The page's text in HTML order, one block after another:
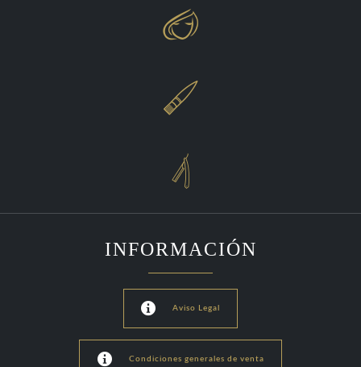



INFORMACIÓN
 Aviso Legal
 Condiciones generales de venta